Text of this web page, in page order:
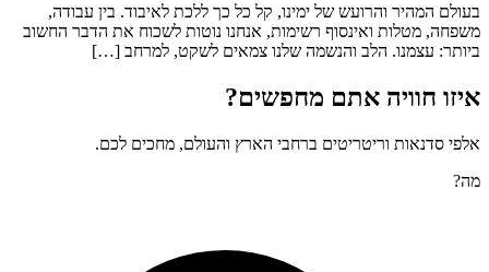
בעולם המהיר והרועש של ימינו, קל כל כך ללכת לאיבוד. בין עבודה,
משפחה, מטלות ואינסוף רשימות, אנחנו נוטות לשכוח את הדבר החשוב
ביותר: עצמנו. הלב והנשמה שלנו צמאים לשקט, למרחב […]
איזו חוויה אתם מחפשים?
אלפי סדנאות וריטריטים ברחבי הארץ והעולם, מחכים לכם.
מה?